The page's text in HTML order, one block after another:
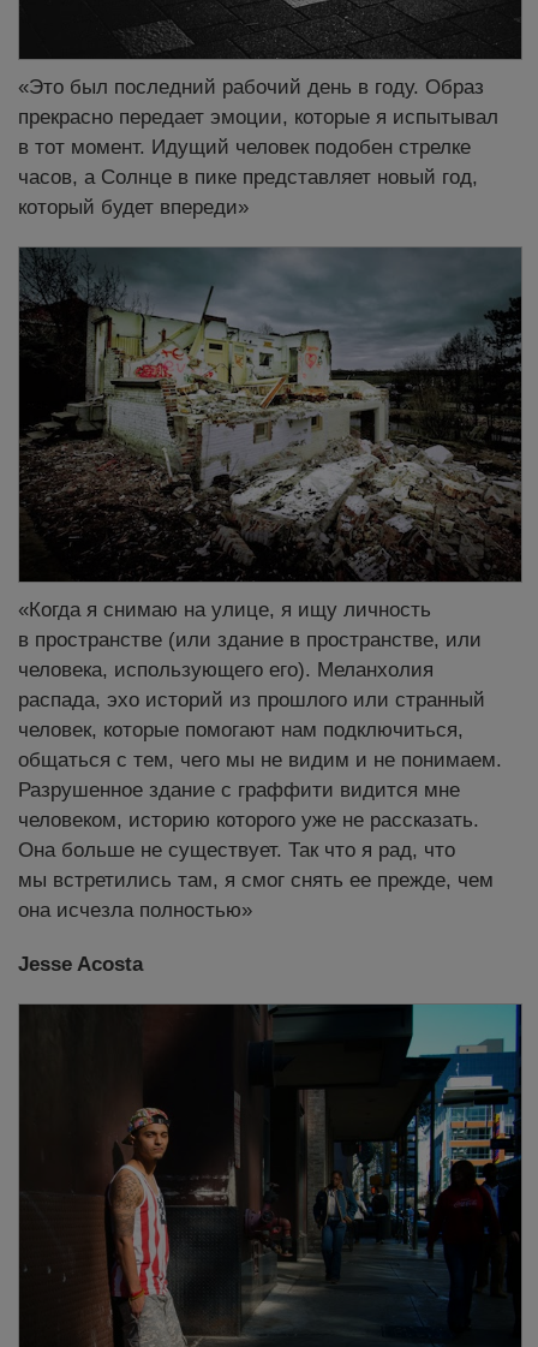
«Это был последний рабочий день в году. Образ
прекрасно передает эмоции, которые я испытывал
в тот момент. Идущий человек подобен стрелке
часов, а Солнце в пике представляет новый год,
который будет впереди»
«Когда я снимаю на улице, я ищу личность
в пространстве (или здание в пространстве, или
человека, использующего его). Меланхолия
распада, эхо историй из прошлого или странный
человек, которые помогают нам подключиться,
общаться с тем, чего мы не видим и не понимаем.
Разрушенное здание с граффити видится мне
человеком, историю которого уже не рассказать.
Она больше не существует. Так что я рад, что
мы встретились там, я смог снять ее прежде, чем
она исчезла полностью»
Jesse Acosta